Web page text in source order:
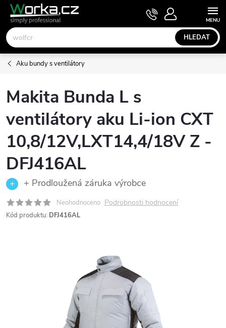
Přejít
obsah
HLEDAT
NÁKUPNÍ
KOŠÍK
Aku bundy s ventilátory
Makita Bunda L s
ventilátory aku Li-ion CXT
10,8/12V,LXT14,4/18V Z -
DFJ416AL
+ Prodloužená záruka výrobce
Neohodnoceno Podrobnosti hodnocení
Kód produktu: DFJ416AL